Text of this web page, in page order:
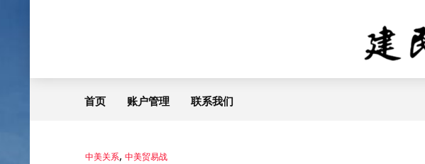
首页 账户管理 联系我们
中美关系, 中美贸易战